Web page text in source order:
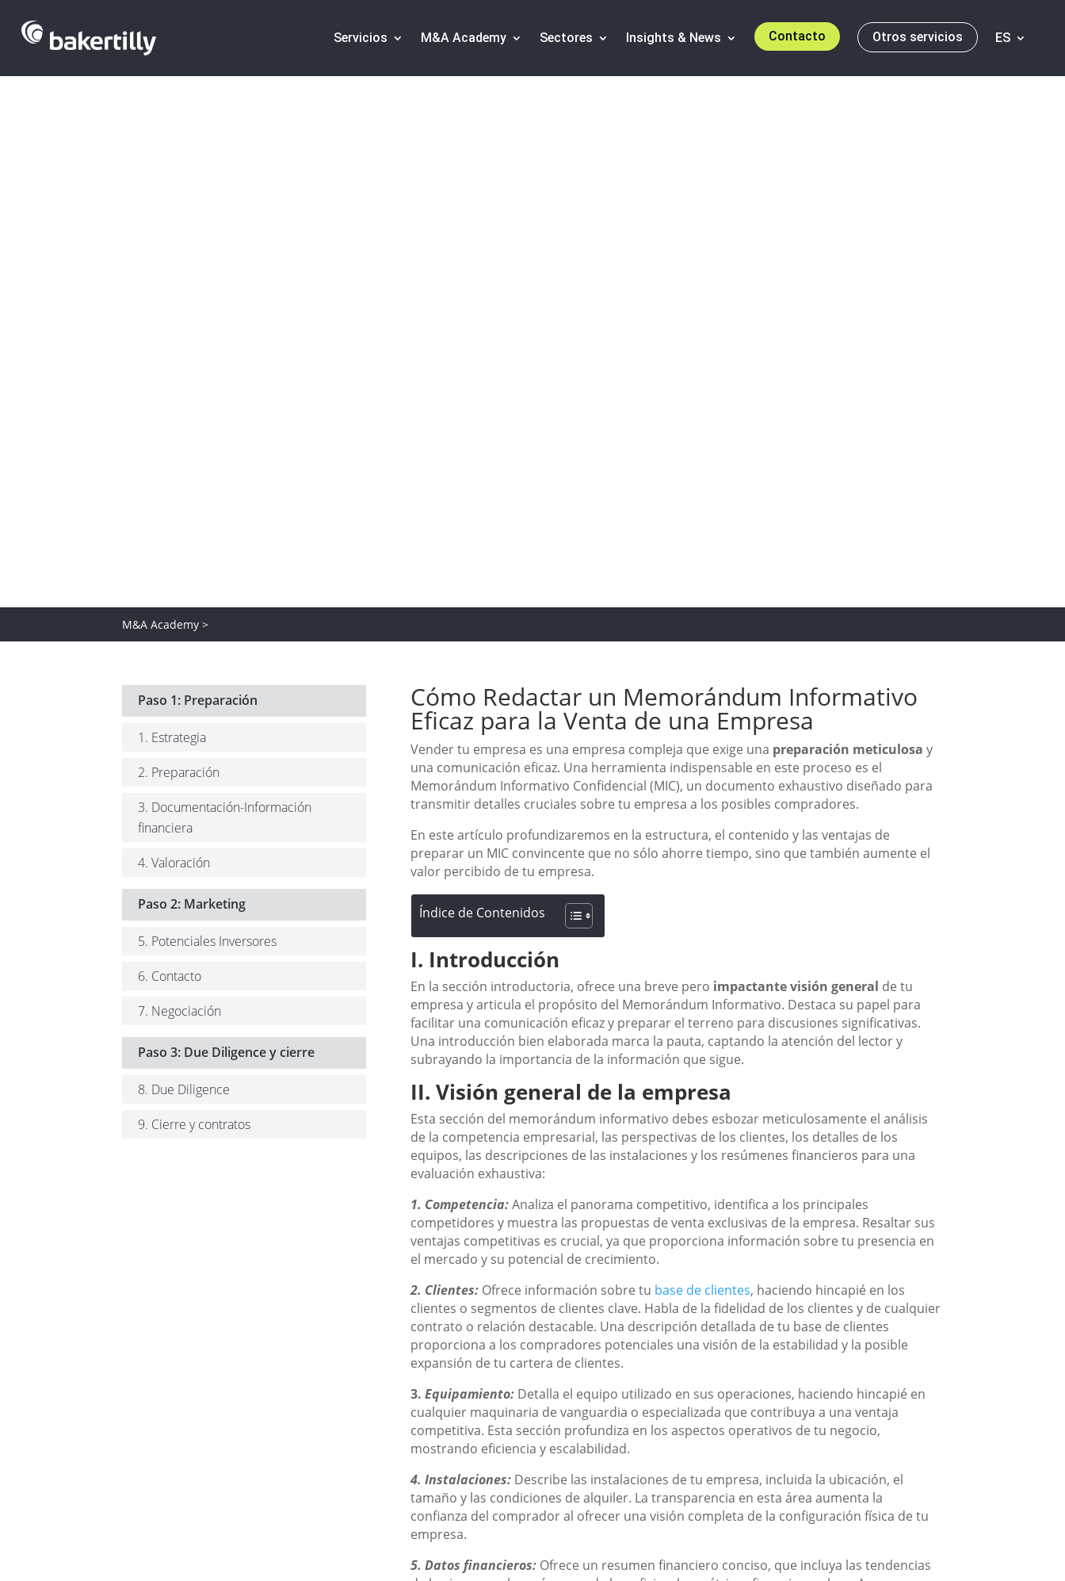
Servicios M&A Academy Sectores Insights & News Contacto Otros servicios ES
M&A Academy >
Paso 1: Preparación
1. Estrategia
2. Preparación
3. Documentación-Información
financiera
4. Valoración
Paso 2: Marketing
5. Potenciales Inversores
6. Contacto
7. Negociación
Paso 3: Due Diligence y cierre
8. Due Diligence
9. Cierre y contratos
Cómo Redactar un Memorándum Informativo
Eficaz para la Venta de una Empresa
Vender tu empresa es una empresa compleja que exige una preparación meticulosa y
una comunicación eficaz. Una herramienta indispensable en este proceso es el
Memorándum Informativo Confidencial (MIC), un documento exhaustivo diseñado para
transmitir detalles cruciales sobre tu empresa a los posibles compradores.
En este artículo profundizaremos en la estructura, el contenido y las ventajas de
preparar un MIC convincente que no sólo ahorre tiempo, sino que también aumente el
valor percibido de tu empresa.
Índice de Contenidos
I. Introducción
En la sección introductoria, ofrece una breve pero impactante visión general de tu
empresa y articula el propósito del Memorándum Informativo. Destaca su papel para
facilitar una comunicación eficaz y preparar el terreno para discusiones significativas.
Una introducción bien elaborada marca la pauta, captando la atención del lector y
subrayando la importancia de la información que sigue.
II. Visión general de la empresa
Esta sección del memorándum informativo debes esbozar meticulosamente el análisis
de la competencia empresarial, las perspectivas de los clientes, los detalles de los
equipos, las descripciones de las instalaciones y los resúmenes financieros para una
evaluación exhaustiva:
1. Competencia: Analiza el panorama competitivo, identifica a los principales
competidores y muestra las propuestas de venta exclusivas de la empresa. Resaltar sus
ventajas competitivas es crucial, ya que proporciona información sobre tu presencia en
el mercado y su potencial de crecimiento.
2. Clientes: Ofrece información sobre tu base de clientes, haciendo hincapié en los
clientes o segmentos de clientes clave. Habla de la fidelidad de los clientes y de cualquier
contrato o relación destacable. Una descripción detallada de tu base de clientes
proporciona a los compradores potenciales una visión de la estabilidad y la posible
expansión de tu cartera de clientes.
3.Equipamiento: Detalla el equipo utilizado en sus operaciones, haciendo hincapié en
cualquier maquinaria de vanguardia o especializada que contribuya a una ventaja
competitiva. Esta sección profundiza en los aspectos operativos de tu negocio,
mostrando eficiencia y escalabilidad.
4. Instalaciones: Describe las instalaciones de tu empresa, incluida la ubicación, el
tamaño y las condiciones de alquiler. La transparencia en esta área aumenta la
confianza del comprador al ofrecer una visión completa de la configuración física de tu
empresa.
5. Datos financieros: Ofrece un resumen financiero conciso, que incluya las tendencias